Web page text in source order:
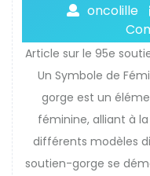
oncolille
Article sur le 95e
Un Symbole de
gorge est un
féminine, alliant à
différents modèles
soutien-gorge se